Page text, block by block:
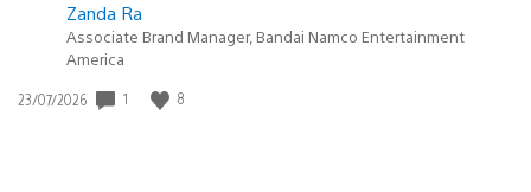
Zanda Ra
Associate Brand Manager, Bandai Namco Entertainment
America
Fecha
23/07/2026 1 8